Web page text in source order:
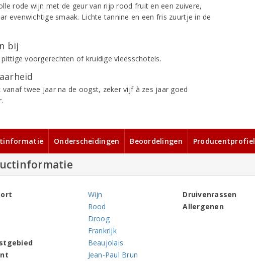
rode wijn met de geur van rijp rood fruit en een zuivere,
evenwichtige smaak. Lichte tannine en een fris zuurtje in de
bij
voorgerechten of kruidige vleesschotels.
vanaf twee jaar na de oogst, zeker vijf à zes jaar goed
Onderscheidingen Beoordelingen Producentprofiel
Wijn
Rood
Droog
Frankrijk
Beaujolais
Jean-Paul Brun
Druivenrassen
Allergenen